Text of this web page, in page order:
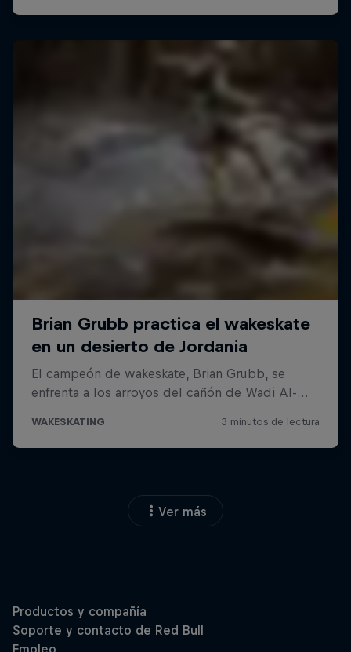
Ver más